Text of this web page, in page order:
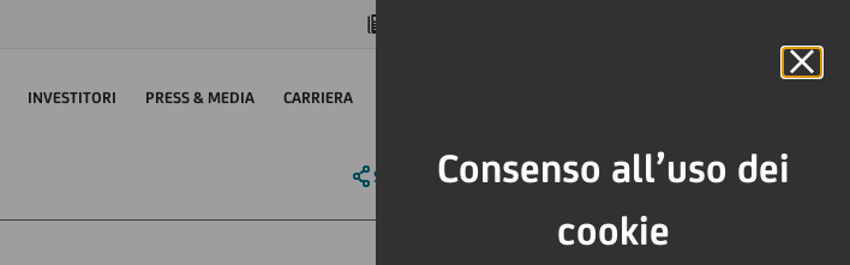
Consenso all’uso dei
cookie
INVESTITORI PRESS & MEDIA CARRIERA
SHARE PRINT SEND